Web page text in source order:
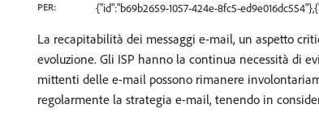
PER:
{"id":"b69b2659-1057-424e-8fc5-
La recapitabilità dei messaggi e-mail, un aspetto
evoluzione. Gli ISP hanno la continua necessità di
mittenti delle e-mail possono rimanere
regolarmente la strategia e-mail, tenendo in